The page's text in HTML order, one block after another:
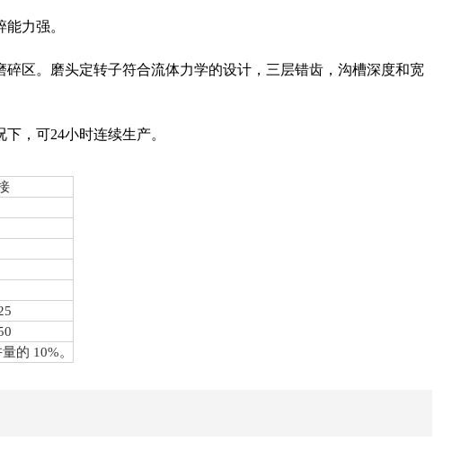
力强。
区。磨头定转子符合流体力学的设计，三层错齿，沟槽深度和宽
，可24小时连续生产。
的 10%。